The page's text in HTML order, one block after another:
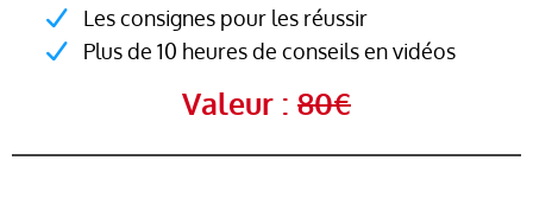
Les consignes pour les réussir
Plus de 10 heures de conseils en vidéos
Valeur : 80€